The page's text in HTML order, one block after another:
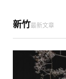
新竹最新文章